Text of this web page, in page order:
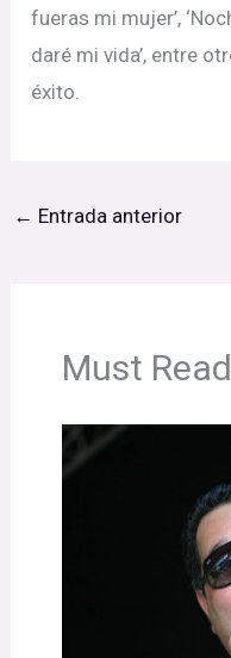
fueras mi mujer’,
daré mi vida’, entre
éxito.
← Entrada anterior
Must Read